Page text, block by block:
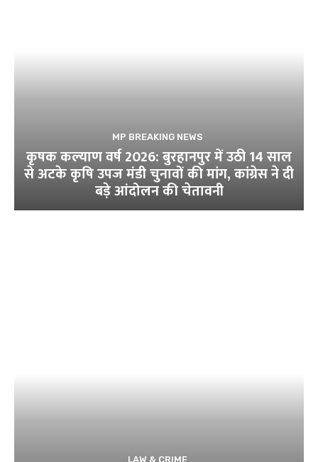
MP BREAKING NEWS
कृषक कल्याण वर्ष 2026: बुरहानपुर में उठी 14 साल
से अटके कृषि उपज मंडी चुनावों की मांग, कांग्रेस ने दी
बड़े आंदोलन की चेतावनी
LAW & CRIME